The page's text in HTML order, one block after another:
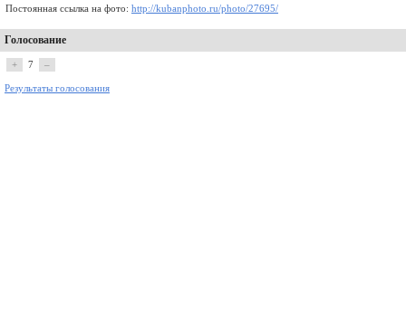
Постоянная ссылка на фото: http://kubanphoto.ru/photo/27695/
Голосование
+ 7 –
Результаты голосования